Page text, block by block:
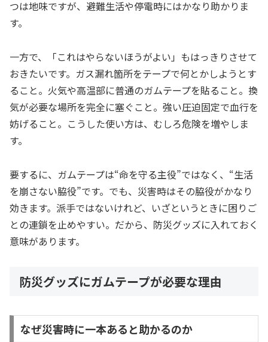
つは地味ですが、避難生活や停電時にはかなり助かりま
す。
一方で、「これはやらないほうがよい」もはっきりさせて
おきたいです。ガス漏れ箇所をテープで何とかしようとす
ること。火気や高温部に普通のガムテープを貼ること。換
気が必要な場所を完全に塞ぐこと。強い圧迫固定で血行を
妨げること。こうした使い方は、むしろ危険を増やしま
す。
要するに、ガムテープは“命を守る主役”ではなく、“生活
を崩さない脇役”です。でも、災害時はその脇役がかなり
効きます。派手ではないけれど、いざというときに困りご
との連鎖を止めやすい。だから、防災グッズに入れておく
意味があります。
防災グッズにガムテープが必要な理由
なぜ災害時に一本あると助かるのか